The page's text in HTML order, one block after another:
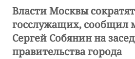
Власти Москвы
госслужащих, сообщил
Сергей Собянин на
правительства города